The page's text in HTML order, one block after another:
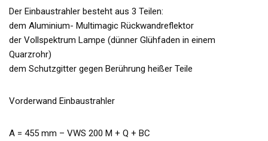
Der Einbaustrahler besteht aus 3 Teilen:
dem Aluminium- Multimagic Rückwandreflektor
der Vollspektrum Lampe (dünner Glühfaden in einem
Quarzrohr)
dem Schutzgitter gegen Berührung heißer Teile
Vorderwand Einbaustrahler
A = 455 mm – VWS 200 M + Q + BC